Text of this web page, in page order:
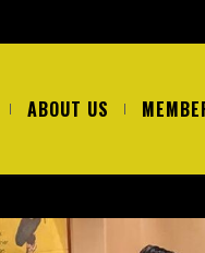
ABOUT US